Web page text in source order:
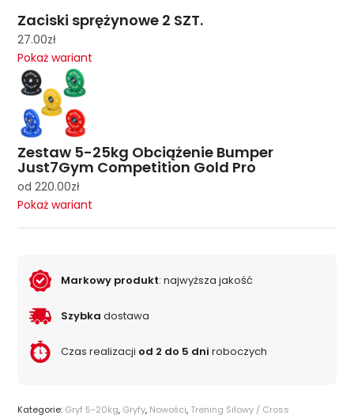
Zaciski sprężynowe 2 SZT.
27.00zł
Pokaż wariant
Zestaw 5-25kg Obciążenie Bumper
Just7Gym Competition Gold Pro
od220.00zł
Pokaż wariant
Markowy produkt: najwyższa jakość
Szybka dostawa
Czas realizacji od 2 do 5 dni roboczych
Kategorie: Gryf 5-20kg, Gryfy, Nowości, Trening Siłowy / Cross